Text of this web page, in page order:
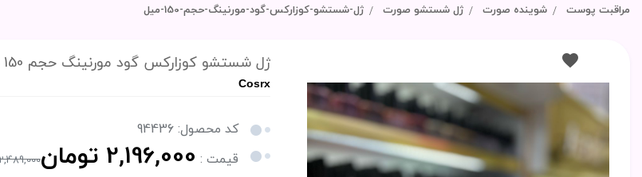
مراقبت پوست شوینده صورت ژل شستشو صورت ژل-شستشو-کوزارکس-گود-مورنینگ-حجم-150-میل
ژل شستشو کوزارکس گود مورنینگ حجم 150 میل
Cosrx
کد محصول: 94436
قیمت : 2,196,000 تومان 2,489,000